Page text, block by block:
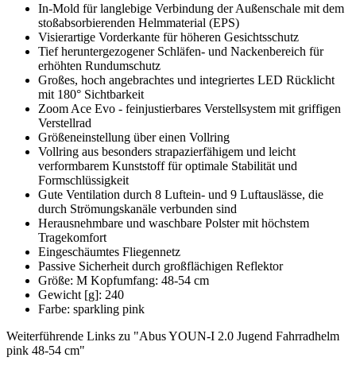
In-Mold für langlebige Verbindung der Außenschale mit dem
stoßabsorbierenden Helmmaterial (EPS)
Visierartige Vorderkante für höheren Gesichtsschutz
Tief heruntergezogener Schläfen- und Nackenbereich für
erhöhten Rundumschutz
Großes, hoch angebrachtes und integriertes LED Rücklicht
mit 180° Sichtbarkeit
Zoom Ace Evo - feinjustierbares Verstellsystem mit griffigen
Verstellrad
Größeneinstellung über einen Vollring
Vollring aus besonders strapazierfähigem und leicht
verformbarem Kunststoff für optimale Stabilität und
Formschlüssigkeit
Gute Ventilation durch 8 Luftein- und 9 Luftauslässe, die
durch Strömungskanäle verbunden sind
Herausnehmbare und waschbare Polster mit höchstem
Tragekomfort
Eingeschäumtes Fliegennetz
Passive Sicherheit durch großflächigen Reflektor
Größe: M Kopfumfang: 48-54 cm
Gewicht [g]: 240
Farbe: sparkling pink
Weiterführende Links zu "Abus YOUN-I 2.0 Jugend Fahrradhelm
pink 48-54 cm"